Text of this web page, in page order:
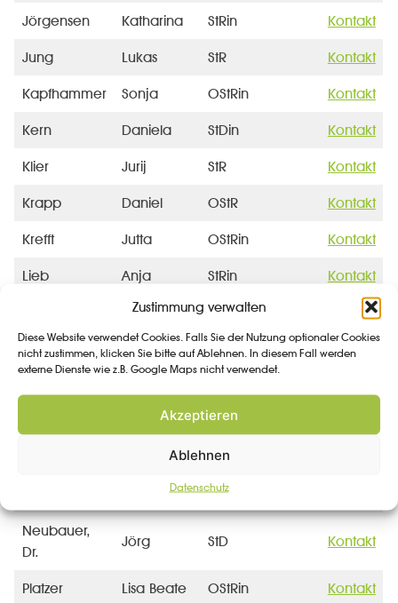
Zustimmung verwalten
Diese Website verwendet Cookies. Falls Sie der Nutzung optionaler Cookies
nicht zustimmen, klicken Sie bitte auf Ablehnen. In diesem Fall werden
externe Dienste wie z.B. Google Maps nicht verwendet.
Akzeptieren
Ablehnen
Datenschutz
Jörgensen Katharina StRin Kontakt
Jung Lukas StR Kontakt
Kapfhammer Sonja OStRin Kontakt
Kern Daniela StDin Kontakt
Klier Jurij StR Kontakt
Krapp Daniel OStR Kontakt
Krefft Jutta OStRin Kontakt
Lieb Anja StRin Kontakt
Petra OStRin Kontakt
Maidanjuk Ilona StRin Kontakt
Barbara OStRin
Bernadette OStRin
OStRin
Neubauer,
Dr.
Jörg StD Kontakt
Platzer Lisa Beate OStRin Kontakt